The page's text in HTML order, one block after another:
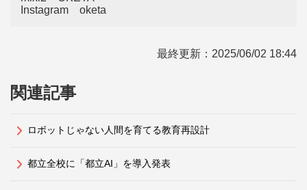
Instagram oketa
最終更新： 2025/06/02 18:44
関連記事
ロボットじゃない人間を育てる教育再設計
都立全校に「都立AI」を導入発表